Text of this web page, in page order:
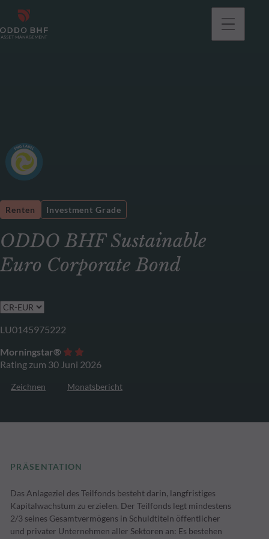
ODDO BHF Sustainable
Euro Corporate Bond
Renten Investment Grade
LU0145975222
Morningstar®
Rating zum 30 Juni 2026
Zeichnen Monatsbericht
PRÄSENTATION
Das Anlageziel des Teilfonds besteht darin, langfristiges
Kapitalwachstum zu erzielen. Der Teilfonds legt mindestens
2/3 seines Gesamtvermögens in Schuldtiteln öffentlicher
und privater Unternehmen aller Sektoren an: Es bestehen